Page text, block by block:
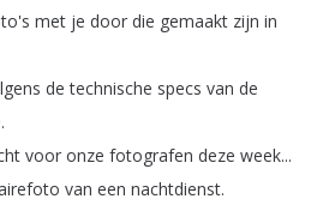
met je door die gemaakt zijn in
de technische specs van de
.
voor onze fotografen deze week...
van een nachtdienst.